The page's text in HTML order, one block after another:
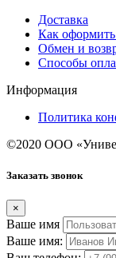
Доставка
Как оформить
Обмен и
Способы
Информация
Политика
©2020 ООО
Заказать звонок
×
Ваше имя
Ваше имя: